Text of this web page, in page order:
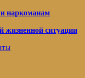
наркоманам
жизненной ситуации